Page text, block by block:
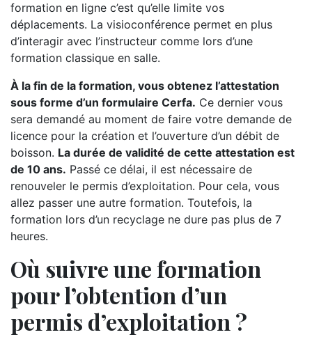
formation en ligne c’est qu’elle limite vos
déplacements. La visioconférence permet en plus
d’interagir avec l’instructeur comme lors d’une
formation classique en salle.
À la fin de la formation, vous obtenez l’attestation
sous forme d’un formulaire Cerfa. Ce dernier vous
sera demandé au moment de faire votre demande de
licence pour la création et l’ouverture d’un débit de
boisson. La durée de validité de cette attestation est
de 10 ans. Passé ce délai, il est nécessaire de
renouveler le permis d’exploitation. Pour cela, vous
allez passer une autre formation. Toutefois, la
formation lors d’un recyclage ne dure pas plus de 7
heures.
Où suivre une formation
pour l’obtention d’un
permis d’exploitation ?